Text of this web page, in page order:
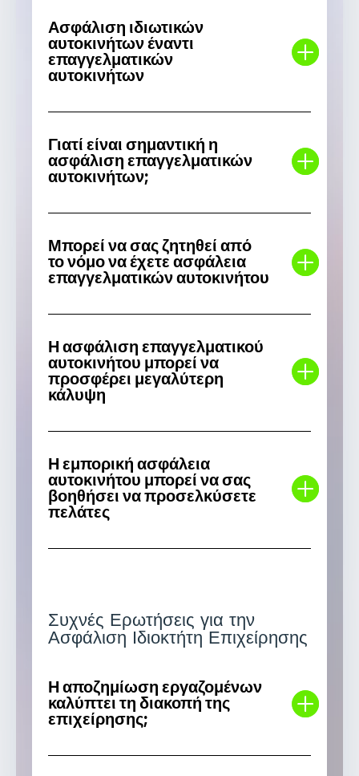
Ασφάλιση ιδιωτικών
αυτοκινήτων έναντι
επαγγελματικών
αυτοκινήτων
Γιατί είναι σημαντική η
ασφάλιση επαγγελματικών
αυτοκινήτων;
Μπορεί να σας ζητηθεί από
το νόμο να έχετε ασφάλεια
επαγγελματικών αυτοκινήτου
Η ασφάλιση επαγγελματικού
αυτοκινήτου μπορεί να
προσφέρει μεγαλύτερη
κάλυψη
Η εμπορική ασφάλεια
αυτοκινήτου μπορεί να σας
βοηθήσει να προσελκύσετε
πελάτες
Συχνές Ερωτήσεις για την
Ασφάλιση Ιδιοκτήτη Επιχείρησης
Η αποζημίωση εργαζομένων
καλύπτει τη διακοπή της
επιχείρησης;